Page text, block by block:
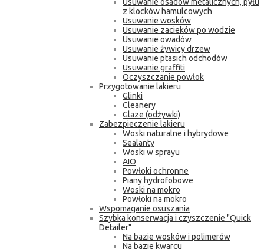
z klocków hamulcowych
Usuwanie wosków
Usuwanie zacieków po wodzie
Usuwanie owadów
Usuwanie żywicy drzew
Usuwanie ptasich odchodów
Usuwanie graffiti
Oczyszczanie powłok
Przygotowanie lakieru
Glinki
Cleanery
Glaze (odżywki)
Zabezpieczenie lakieru
Woski naturalne i hybrydowe
Sealanty
Woski w sprayu
AIO
Powłoki ochronne
Piany hydrofobowe
Woski na mokro
Powłoki na mokro
Wspomaganie osuszania
Szybka konserwacja i czyszczenie "Quick
Detailer"
Na bazie wosków i polimerów
Na bazie kwarcu